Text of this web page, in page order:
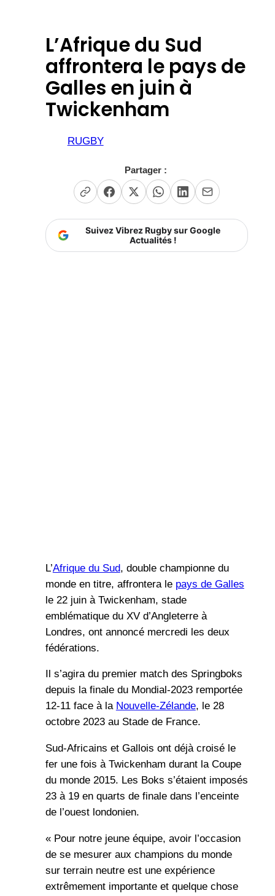
L’Afrique du Sud
affrontera le pays de
Galles en juin à
Twickenham
RUGBY
Partager :
Suivez Vibrez Rugby sur Google
Actualités !
L’Afrique du Sud, double championne du
monde en titre, affrontera le pays de Galles
le 22 juin à Twickenham, stade
emblématique du XV d’Angleterre à
Londres, ont annoncé mercredi les deux
fédérations.
Il s’agira du premier match des Springboks
depuis la finale du Mondial-2023 remportée
12-11 face à la Nouvelle-Zélande, le 28
octobre 2023 au Stade de France.
Sud-Africains et Gallois ont déjà croisé le
fer une fois à Twickenham durant la Coupe
du monde 2015. Les Boks s’étaient imposés
23 à 19 en quarts de finale dans l’enceinte
de l’ouest londonien.
« Pour notre jeune équipe, avoir l’occasion
de se mesurer aux champions du monde
sur terrain neutre est une expérience
extrêmement importante et quelque chose